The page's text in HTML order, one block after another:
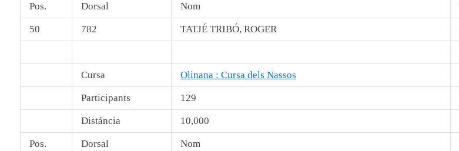
Pos. Dorsal Nom
50 782 TATJÉ TRIBÓ, ROGER
Cursa Olinana : Cursa dels Nassos
Participants 129
Distáncia 10,000
Pos. Dorsal Nom